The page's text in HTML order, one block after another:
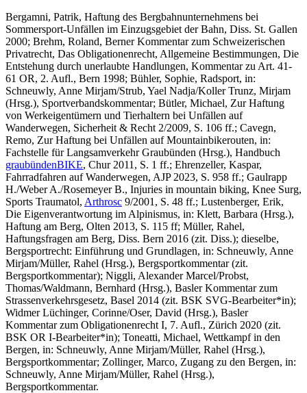
Bergamni, Patrik, Haftung des Bergbahnunternehmens bei
Sommersport-Unfällen im Einzugsgebiet der Bahn, Diss. St. Gallen
2000; Brehm, Roland, Berner Kommentar zum Schweizerischen
Privatrecht, Das Obligationenrecht, Allgemeine Bestimmungen, Die
Entstehung durch unerlaubte Handlungen, Kommentar zu Art. 41-
61 OR, 2. Aufl., Bern 1998; Bühler, Sophie, Radsport, in:
Schneuwly, Anne Mirjam/Strub, Yael Nadja/Koller Trunz, Mirjam
(Hrsg.), Sportverbandskommentar; Bütler, Michael, Zur Haftung
von Werkeigentümern und Tierhaltern bei Unfällen auf
Wanderwegen, Sicherheit & Recht 2/2009, S. 106 ff.; Cavegn,
Remo, Zur Haftung bei Unfällen auf Mountainbikerouten, in:
Fachstelle für Langsamverkehr Graubünden (Hrsg.), Handbuch
graubündenBIKE, Chur 2011, S. 1 ff.; Ehrenzeller, Kaspar,
Fahrradfahren auf Wanderwegen, AJP 2023, S. 958 ff.; Gaulrapp
H./Weber A./Rosemeyer B., Injuries in mountain biking, Knee Surg,
Sports Traumatol, Arthrosc 9/2001, S. 48 ff.; Lustenberger, Erik,
Die Eigenverantwortung im Alpinismus, in: Klett, Barbara (Hrsg.),
Haftung am Berg, Olten 2013, S. 115 ff; Müller, Rahel,
Haftungsfragen am Berg, Diss. Bern 2016 (zit. Diss.); dieselbe,
Bergsportrecht: Einführung und Grundlagen, in: Schneuwly, Anne
Mirjam/Müller, Rahel (Hrsg.), Bergsportkommentar (zit.
Bergsportkommentar); Niggli, Alexander Marcel/Probst,
Thomas/Waldmann, Bernhard (Hrsg.), Basler Kommentar zum
Strassenverkehrsgesetz, Basel 2014 (zit. BSK SVG-Bearbeiter*in);
Widmer Lüchinger, Corinne/Oser, David (Hrsg.), Basler
Kommentar zum Obligationenrecht I, 7. Aufl., Zürich 2020 (zit.
BSK OR I-Bearbeiter*in); Toneatti, Michael, Wettkampf in den
Bergen, in: Schneuwly, Anne Mirjam/Müller, Rahel (Hrsg.),
Bergsportkommentar; Zollinger, Marco, Zugang zu den Bergen, in:
Schneuwly, Anne Mirjam/Müller, Rahel (Hrsg.),
Bergsportkommentar.